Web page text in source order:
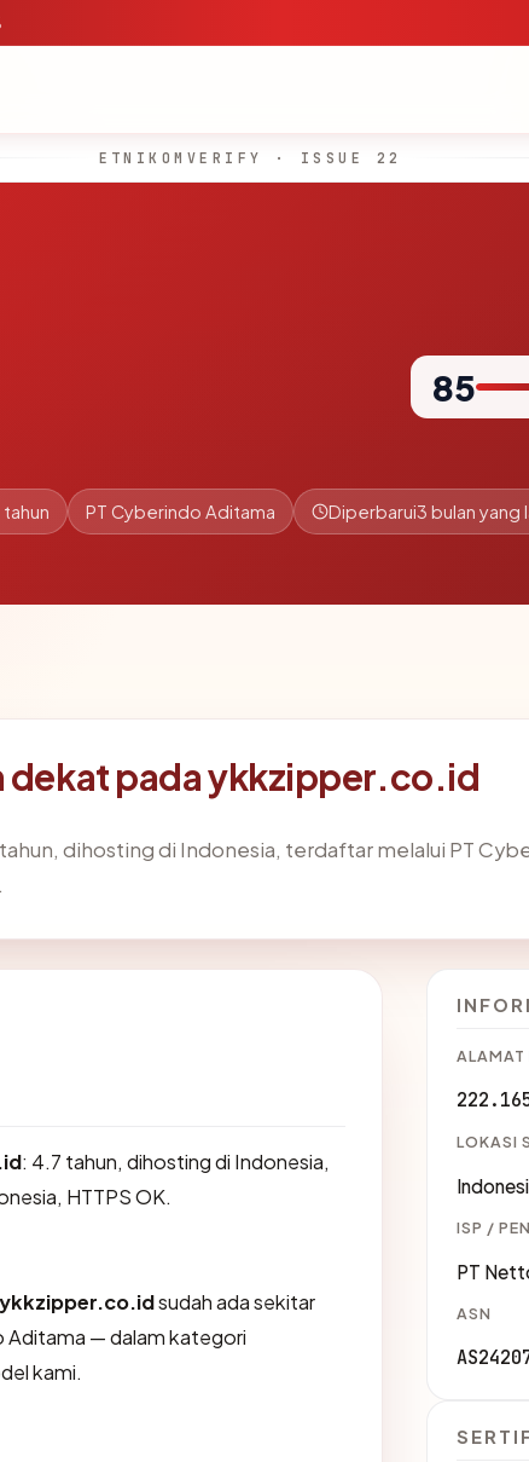
ETNIKOMVERIFY · ISSUE 22
85
PT Cyberindo Aditama Diperbarui3 bulan yang
dekat pada ykkzipper.co.id
dihosting di Indonesia, terdaftar melalui PT
: 4.7 tahun, dihosting di Indonesia,
HTTPS OK.
ykkzipper.co.idsudah ada sekitar
Aditama — dalam kategori
kami.
ALAMAT
LOKASI
ISP /
PT
ASN